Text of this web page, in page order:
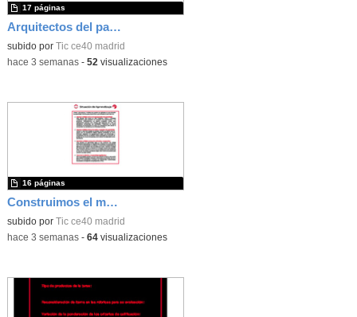
Arquitectos del pasado
subido por Tic ce40 madrid
17 páginas
-hace 3 semanas- 52 visualizaciones
Construimos el mundo con LEGO
subido por Tic ce40 madrid
16 páginas
-hace 3 semanas- 64visualizaciones